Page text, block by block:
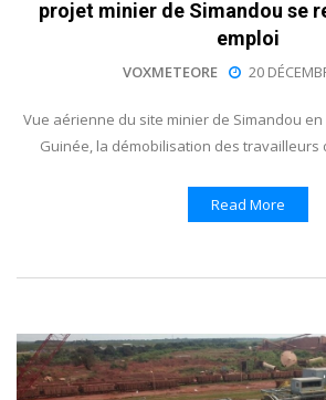
projet minier de Simandou se
emploi
VOXMETEORE 20
Vue aérienne du site minier de Simandou
Guinée, la démobilisation des travailleurs
Read More